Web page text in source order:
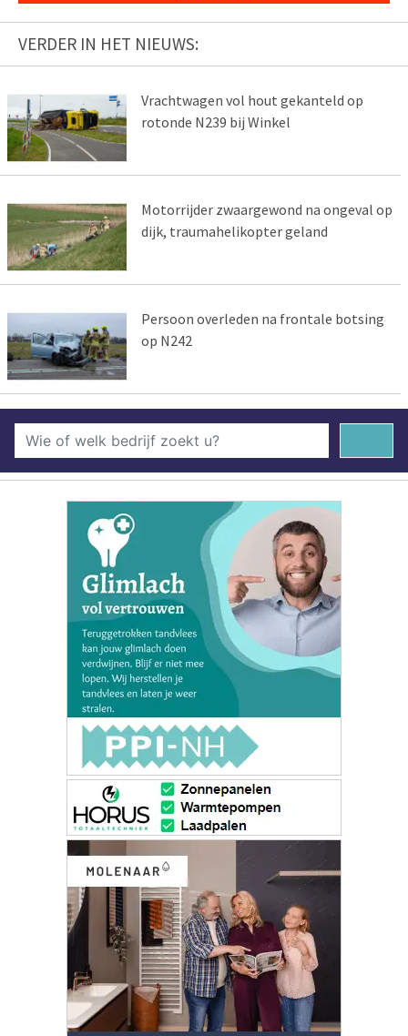
VERDER IN HET NIEUWS:
Vrachtwagen vol hout gekanteld op
rotonde N239 bij Winkel
Motorrijder zwaargewond na ongeval op
dijk, traumahelikopter geland
Persoon overleden na frontale botsing
op N242